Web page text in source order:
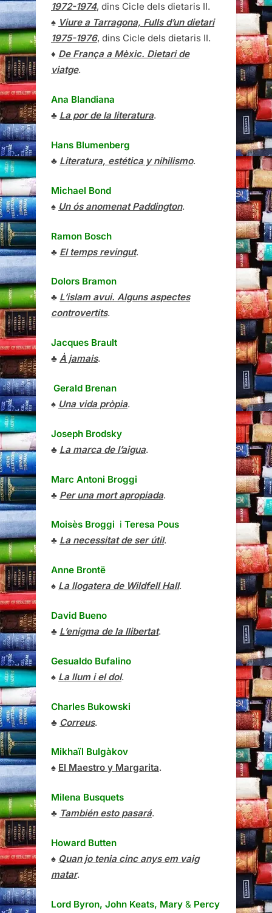
1972-1974, dins Cicle dels dietaris II.
♠ Viure a Tarragona, Fulls d’un dietari
1975-1976, dins Cicle dels dietaris II.
♦ De França a Mèxic. Dietari de
viatge.
Ana Blandiana
♣ La por de la literatura.
Hans Blumenberg
♣ Literatura, estética y nihilismo.
Michael Bond
♠ Un ós anomenat Paddington.
Ramon Bosch
♣ El temps revingut.
Dolors Bramon
♣ L’islam avui. Alguns aspectes
controvertits.
Jacques Brault
♣ À jamais.
Gerald Brenan
♠ Una vida pròpia.
Joseph Brodsky
♣ La marca de l’aigua.
Marc Antoni Broggi
♣ Per una mort apropiada.
Moisès Broggi i Teresa Pous
♣ La necessitat de ser útil.
Anne Brontë
♠ La llogatera de Wildfell Hall.
David Bueno
♣ L’enigma de la llibertat.
Gesualdo Bufalino
♠ La llum i el dol.
Charles Bukowski
♣ Correus.
Mikhaïl Bulgàkov
♠ El Maestro y Margarita.
Milena Busquets
♣ También esto pasará.
Howard Butten
♠ Quan jo tenia cinc anys em vaig
matar.
Lord Byron, John Keats, Mary & Percy